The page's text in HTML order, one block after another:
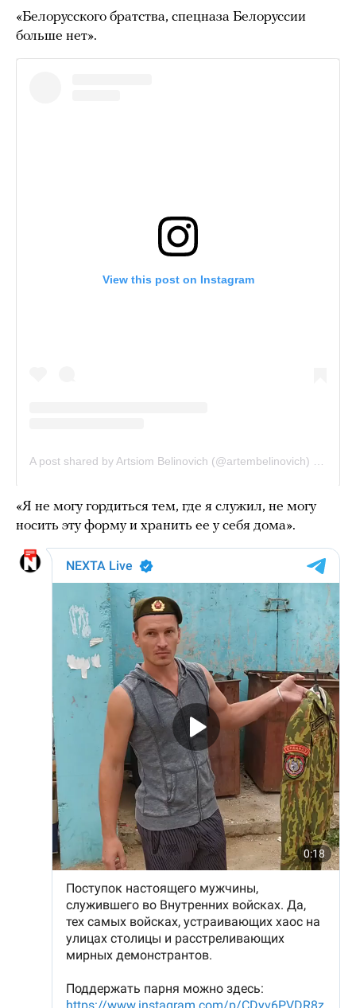
«Белорусского братства, спецназа Белоруссии
больше нет».
«Я не могу гордиться тем, где я служил, не могу
носить эту форму и хранить ее у себя дома».